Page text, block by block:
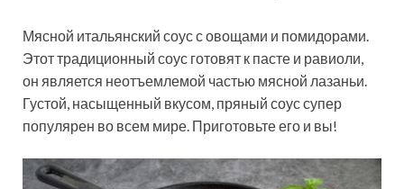
Мясной итальянский соус с овощами и помидорами.
Этот традиционный соус готовят к пасте и равиоли,
он является неотъемлемой частью мясной лазаньи.
Густой, насыщенный вкусом, пряный соус супер
популярен во всем мире. Приготовьте его и вы!